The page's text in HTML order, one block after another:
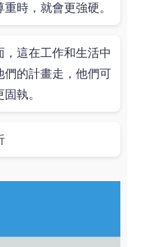
時，就會更強硬。
這在工作和生活中
們的計畫走，他們可
執。